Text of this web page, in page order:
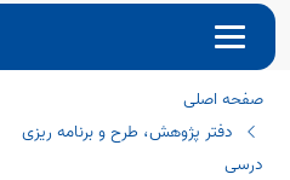
صفحه اصلی
دفتر پژوهش، طرح و برنامه ریزی
درسی